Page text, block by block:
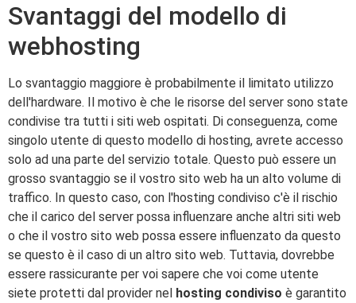
Svantaggi del modello di
webhosting
Lo svantaggio maggiore è probabilmente il limitato utilizzo
dell'hardware. Il motivo è che le risorse del server sono state
condivise tra tutti i siti web ospitati. Di conseguenza, come
singolo utente di questo modello di hosting, avrete accesso
solo ad una parte del servizio totale. Questo può essere un
grosso svantaggio se il vostro sito web ha un alto volume di
traffico. In questo caso, con l'hosting condiviso c'è il rischio
che il carico del server possa influenzare anche altri siti web
o che il vostro sito web possa essere influenzato da questo
se questo è il caso di un altro sito web. Tuttavia, dovrebbe
essere rassicurante per voi sapere che voi come utente
siete protetti dal provider nel hosting condiviso è garantito